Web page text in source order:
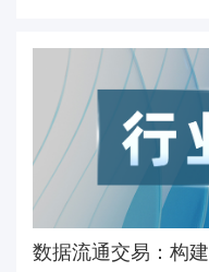
数据流通交易：构